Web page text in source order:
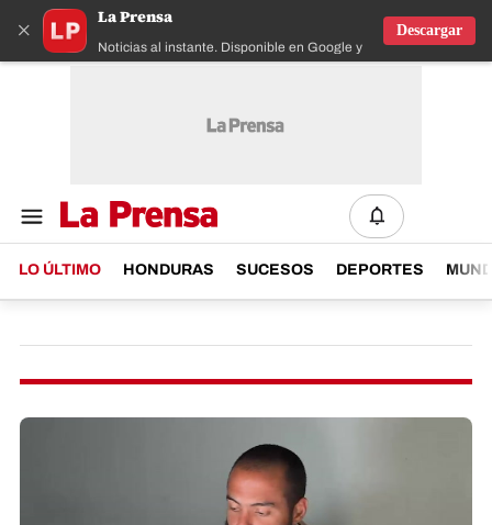
×
La Prensa
Noticias al instante. Disponible en Google y IOS
Descargar
LO ÚLTIMO HONDURAS SUCESOS DEPORTES